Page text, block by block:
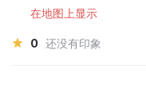
在地图上显示
0 还没有印象